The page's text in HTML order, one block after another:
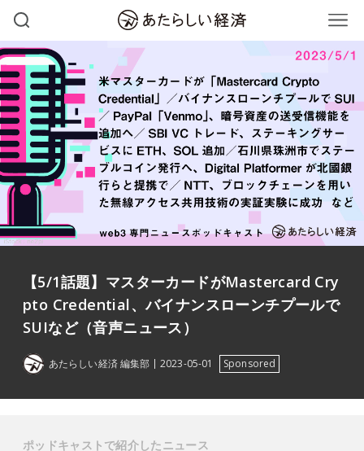
【5/1話題】マスターカードがMastercard Cry
pto Credential、バイナンスローンチプールで
SUIなど（音声ニュース）
あたらしい経済 編集部 2023-05-01 Sponsored
ポッドキャストで紹介したニュース